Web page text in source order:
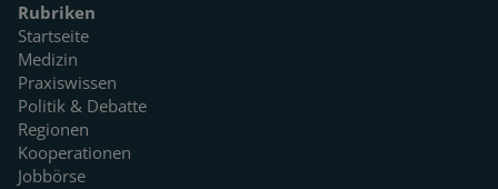
Rubriken
Startseite
Medizin
Praxiswissen
Politik & Debatte
Regionen
Kooperationen
Jobbörse